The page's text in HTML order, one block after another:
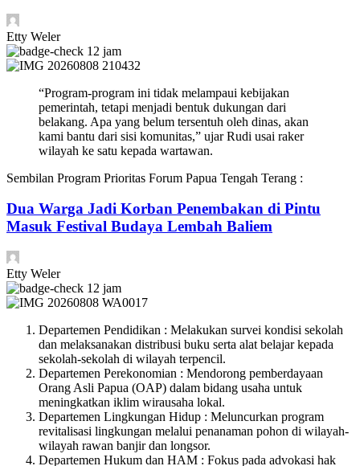
Etty Weler
12 jam
“Program-program ini tidak melampaui kebijakan
pemerintah, tetapi menjadi bentuk dukungan dari
belakang. Apa yang belum tersentuh oleh dinas, akan
kami bantu dari sisi komunitas,” ujar Rudi usai raker
wilayah ke satu kepada wartawan.
Sembilan Program Prioritas Forum Papua Tengah Terang :
Dua Warga Jadi Korban Penembakan di Pintu
Masuk Festival Budaya Lembah Baliem
Etty Weler
12 jam
Departemen Pendidikan : Melakukan survei kondisi sekolah
dan melaksanakan distribusi buku serta alat belajar kepada
sekolah-sekolah di wilayah terpencil.
Departemen Perekonomian : Mendorong pemberdayaan
Orang Asli Papua (OAP) dalam bidang usaha untuk
meningkatkan iklim wirausaha lokal.
Departemen Lingkungan Hidup : Meluncurkan program
revitalisasi lingkungan melalui penanaman pohon di wilayah-
wilayah rawan banjir dan longsor.
Departemen Hukum dan HAM : Fokus pada advokasi hak